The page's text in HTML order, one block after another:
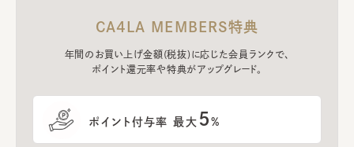
CA4LA MEMBERS特典
年間のお買い上げ金額(税抜)に応じた会員ランクで、
ポイント還元率や特典がアップグレード。
ポイント付与率 最大 5%